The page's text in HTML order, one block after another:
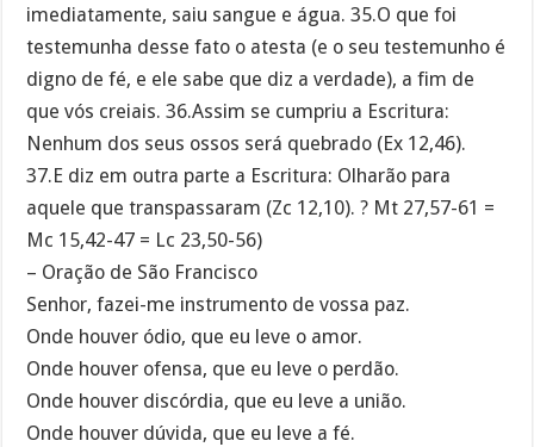
imediatamente, saiu sangue e água. 35.O que foi
testemunha desse fato o atesta (e o seu testemunho é
digno de fé, e ele sabe que diz a verdade), a fim de
que vós creiais. 36.Assim se cumpriu a Escritura:
Nenhum dos seus ossos será quebrado (Ex 12,46).
37.E diz em outra parte a Escritura: Olharão para
aquele que transpassaram (Zc 12,10). ? Mt 27,57-61 =
Mc 15,42-47 = Lc 23,50-56)
– Oração de São Francisco
Senhor, fazei-me instrumento de vossa paz.
Onde houver ódio, que eu leve o amor.
Onde houver ofensa, que eu leve o perdão.
Onde houver discórdia, que eu leve a união.
Onde houver dúvida, que eu leve a fé.